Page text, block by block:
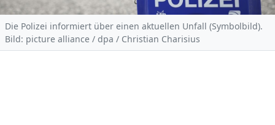
Die Polizei informiert über einen aktuellen Unfall (Symbolbild).
Bild: picture alliance / dpa / Christian Charisius